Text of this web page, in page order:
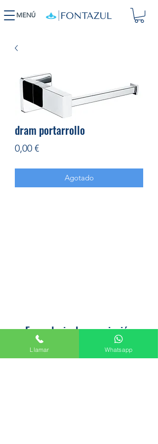
MENÚ
dram portarrollo
0,00 €Precio
Agotado
Formulario de suscripción
Llamar Whatsapp